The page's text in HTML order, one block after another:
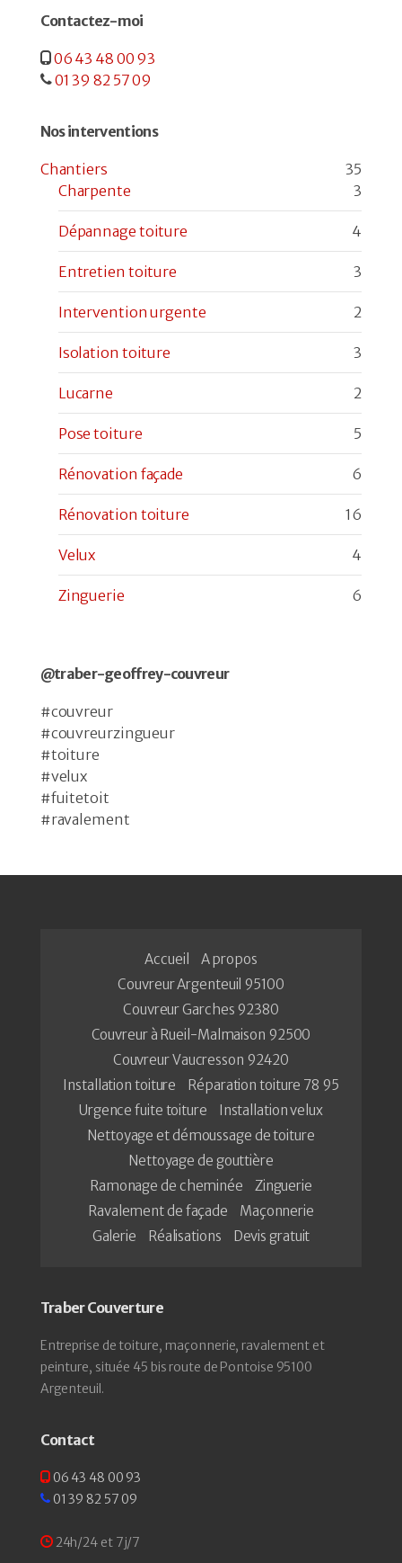
Contactez-moi
06 43 48 00 93
01 39 82 57 09
Nos interventions
Chantiers
35
Charpente
3
Dépannage toiture 4
Entretien toiture 3
Intervention urgente 2
Isolation toiture 3
Lucarne 2
Pose toiture 5
Rénovation façade 6
Rénovation toiture 16
Velux 4
Zinguerie 6
@traber-geoffrey-couvreur
#couvreur
#couvreurzingueur
#toiture
#velux
#fuitetoit
#ravalement
Accueil
A propos
Couvreur Argenteuil 95100
Couvreur Garches 92380
Couvreur à Rueil-Malmaison 92500
Couvreur Vaucresson 92420
Installation toiture
Réparation toiture 78 95
Urgence fuite toiture
Installation velux
Nettoyage et démoussage de toiture
Nettoyage de gouttière
Ramonage de cheminée
Zinguerie
Ravalement de façade
Maçonnerie
Galerie
Réalisations Devis gratuit
Traber Couverture
Entreprise de toiture, maçonnerie, ravalement et
peinture, située 45 bis route de Pontoise 95100
Argenteuil.
Contact
06 43 48 00 93
01 39 82 57 09
24h/24 et 7j/7